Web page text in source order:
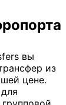
вы
из
цене.